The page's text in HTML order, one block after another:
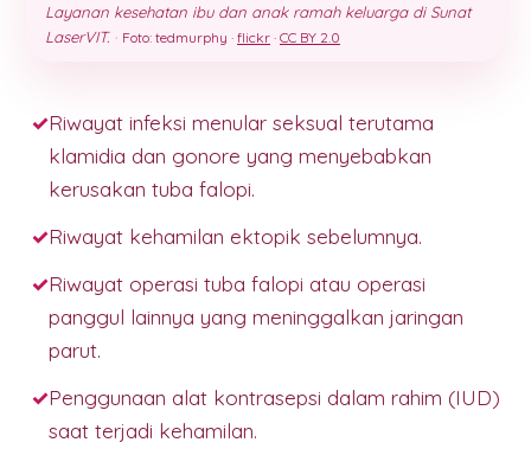
Layanan kesehatan ibu dan anak ramah keluarga di Sunat
LaserVIT. · Foto: tedmurphy · flickr · CC BY 2.0
Riwayat infeksi menular seksual terutama
klamidia dan gonore yang menyebabkan
kerusakan tuba falopi.
Riwayat kehamilan ektopik sebelumnya.
Riwayat operasi tuba falopi atau operasi
panggul lainnya yang meninggalkan jaringan
parut.
Penggunaan alat kontrasepsi dalam rahim (IUD)
saat terjadi kehamilan.